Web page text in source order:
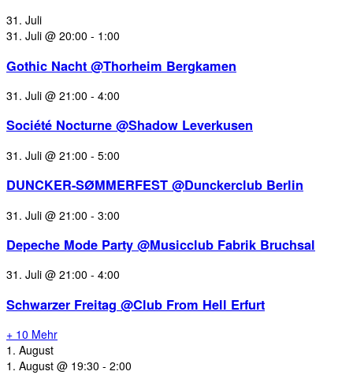
31. Juli
31. Juli @ 20:00 - 1:00
Gothic Nacht @Thorheim Bergkamen
31. Juli @ 21:00 - 4:00
Société Nocturne @Shadow Leverkusen
31. Juli @ 21:00 - 5:00
DUNCKER-SØMMERFEST @Dunckerclub Berlin
31. Juli @ 21:00 - 3:00
Depeche Mode Party @Musicclub Fabrik Bruchsal
31. Juli @ 21:00 - 4:00
Schwarzer Freitag @Club From Hell Erfurt
+ 10 Mehr
1. August
1. August @ 19:30 - 2:00